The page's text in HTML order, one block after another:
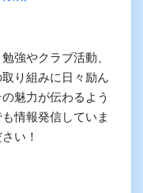
強やクラブ活動、
り組みに日々励ん
魅力が伝わるよう
情報発信していま
い！